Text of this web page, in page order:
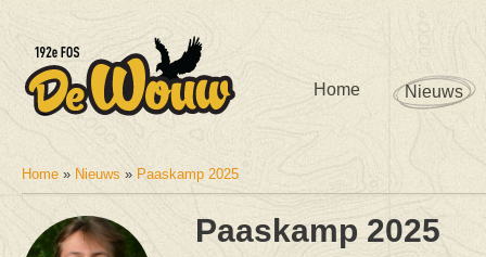
Home Nieuws
U bent hier
Home » Nieuws » Paaskamp 2025
Paaskamp 2025